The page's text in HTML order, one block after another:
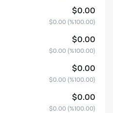
$0.00
$0.00 (%100.00)
$0.00
$0.00 (%100.00)
$0.00
$0.00 (%100.00)
$0.00
$0.00 (%100.00)